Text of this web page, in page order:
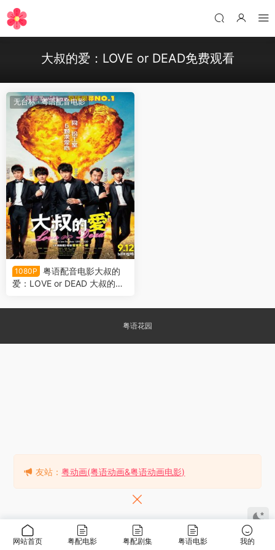
大叔的爱：LOVE or DEAD免费观看
无台标·粤语配音电影
1080P
粤语配音电影大叔的
爱：LOVE or DEAD 大叔的
版 大叔的爱剧场版 おっさん
粤语花园
网站首页 粤配电影 粤配剧集 粤语电影 我的
友站：粤动画(粤语动画&粤语动画电影)